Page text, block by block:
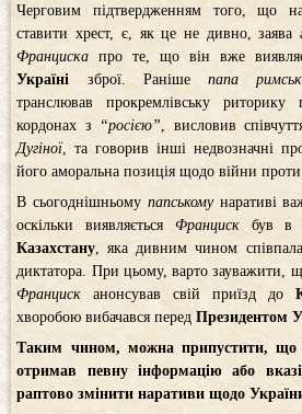
Черговим підтвердженням того, що
ставити хрест, є, як це не дивно, заява
Франциска про те, що він вже
Україні зброї. Раніше папа
транслював прокремлівську риторику
кордонах з
“росією” , висловив
Дугіної, та говорив інші недвозначні
його аморальна позиція щодо війни
В сьогоднішньому папськомунаративі
оскільки виявляється Францискбув в
Казахстану , яка дивним чином
диктатора. При цьому, варто зауважити,
Франциск анонсував свій приїзд до
хворобою вибачався передПрезидентом
Таким чином, можна припустити, що
отримав певну інформацію або
раптово змінити наративи щодо